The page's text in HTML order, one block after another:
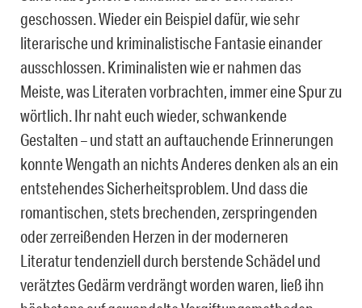
geschossen. Wieder ein Beispiel dafür, wie sehr
literarische und kriminalistische Fantasie einander
ausschlossen. Kriminalisten wie er nahmen das
Meiste, was Literaten vorbrachten, immer eine Spur zu
wörtlich. Ihr naht euch wieder, schwankende
Gestalten – und statt an auftauchende Erinnerungen
konnte Wengath an nichts Anderes denken als an ein
entstehendes Sicherheitsproblem. Und dass die
romantischen, stets brechenden, zerspringenden
oder zerreißenden Herzen in der moderneren
Literatur tendenziell durch berstende Schädel und
verätztes Gedärm verdrängt worden waren, ließ ihn